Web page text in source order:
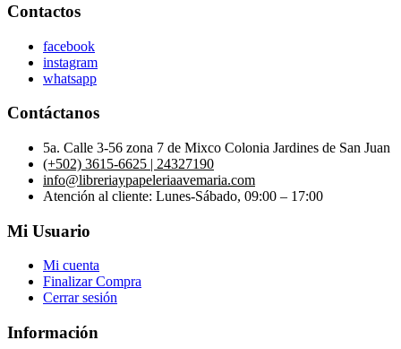
Contactos
facebook
instagram
whatsapp
Contáctanos
5a. Calle 3-56 zona 7 de Mixco Colonia Jardines de San Juan
(+502) 3615-6625 | 24327190
info@libreriaypapeleriaavemaria.com
Atención al cliente: Lunes-Sábado, 09:00 – 17:00
Mi Usuario
Mi cuenta
Finalizar Compra
Cerrar sesión
Información